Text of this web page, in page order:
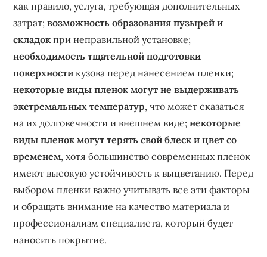
как правило, услуга, требующая дополнительных
затрат;возможность образования пузырей и
складок при неправильной установке;
необходимость тщательной подготовки
поверхности кузова перед нанесением пленки;
некоторые виды пленок могут не выдерживать
экстремальных температур, что может сказаться
на их долговечности и внешнем виде;некоторые
виды пленок могут терять свой блеск и цвет со
временем, хотя большинство современных пленок
имеют высокую устойчивость к выцветанию. Перед
выбором пленки важно учитывать все эти факторы
и обращать внимание на качество материала и
профессионализм специалиста, который будет
наносить покрытие.